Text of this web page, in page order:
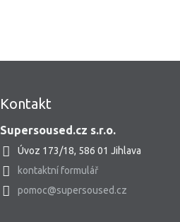
Kontakt
Supersoused.cz s.r.o.
Úvoz 173/18, 586 01 Jihlava
kontaktní formulář
pomoc@supersoused.cz